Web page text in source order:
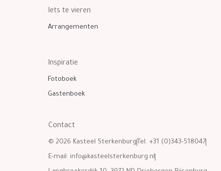
Iets te vieren
Arrangementen
Inspiratie
Fotoboek
Gastenboek
Contact
© 2026 Kasteel Sterkenburg Tel. +31 (0)343-518047
E-mail: info@kasteelsterkenburg.nl